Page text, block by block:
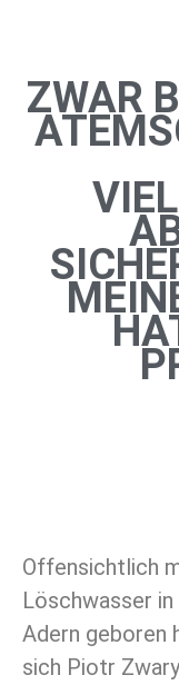
ZWAR
Offensichtlich
Löschwasser in
Adern geboren
sich Piotr
der
Search and
Group aktiv.
stellte er